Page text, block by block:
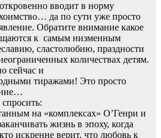
вводит в норму
да по сути уже просто
Обратите внимание какое
к самым низменным
сластолюбию, праздности
количествах детям.
сейчас и
тиражами! Это просто
на «комплексах» О’Генри и
жизнь в эпоху, когда
искренне верит, что любовь к